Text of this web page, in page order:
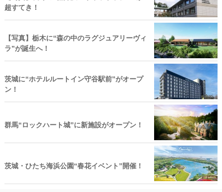
超すてき！
【写真】栃木に“森の中のラグジュアリーヴィ
ラ”が誕生へ！
茨城に“ホテルルートイン守谷駅前”がオープ
ン！
群馬“ロックハート城”に新施設がオープン！
茨城・ひたち海浜公園“春花イベント”開催！